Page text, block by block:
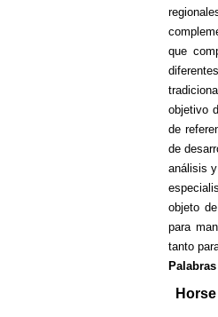
que
objetivo
de
de
análisis
objeto
para
tanto